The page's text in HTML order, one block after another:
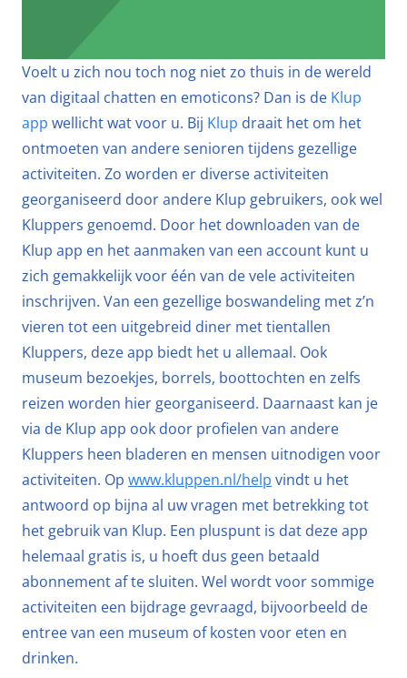
Voelt u zich nou toch nog niet zo thuis in de wereld
van digitaal chatten en emoticons? Dan is de Klup
app wellicht wat voor u. Bij Klup draait het om het
ontmoeten van andere senioren tijdens gezellige
activiteiten. Zo worden er diverse activiteiten
georganiseerd door andere Klup gebruikers, ook wel
Kluppers genoemd. Door het downloaden van de
Klup app en het aanmaken van een account kunt u
zich gemakkelijk voor één van de vele activiteiten
inschrijven. Van een gezellige boswandeling met z’n
vieren tot een uitgebreid diner met tientallen
Kluppers, deze app biedt het u allemaal. Ook
museum bezoekjes, borrels, boottochten en zelfs
reizen worden hier georganiseerd. Daarnaast kan je
via de Klup app ook door profielen van andere
Kluppers heen bladeren en mensen uitnodigen voor
activiteiten. Op www.kluppen.nl/help vindt u het
antwoord op bijna al uw vragen met betrekking tot
het gebruik van Klup. Een pluspunt is dat deze app
helemaal gratis is, u hoeft dus geen betaald
abonnement af te sluiten. Wel wordt voor sommige
activiteiten een bijdrage gevraagd, bijvoorbeeld de
entree van een museum of kosten voor eten en
drinken.